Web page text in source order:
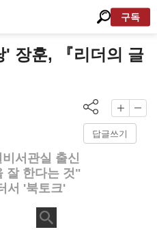
구독
' 장훈, 『리더의 글
답글쓰기
서관실 출신
잘 한다는 것"
서 '북토크'